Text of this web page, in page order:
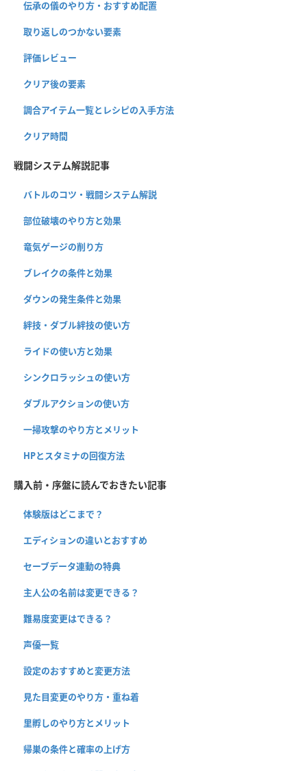
伝承の儀のやり方・おすすめ配置
取り返しのつかない要素
評価レビュー
クリア後の要素
調合アイテム一覧とレシピの入手方法
クリア時間
戦闘システム解説記事
バトルのコツ・戦闘システム解説
部位破壊のやり方と効果
竜気ゲージの削り方
ブレイクの条件と効果
ダウンの発生条件と効果
絆技・ダブル絆技の使い方
ライドの使い方と効果
シンクロラッシュの使い方
ダブルアクションの使い方
一掃攻撃のやり方とメリット
HPとスタミナの回復方法
購入前・序盤に読んでおきたい記事
体験版はどこまで？
エディションの違いとおすすめ
セーブデータ連動の特典
主人公の名前は変更できる？
難易度変更はできる？
声優一覧
設定のおすすめと変更方法
見た目変更のやり方・重ね着
里孵しのやり方とメリット
帰巣の条件と確率の上げ方